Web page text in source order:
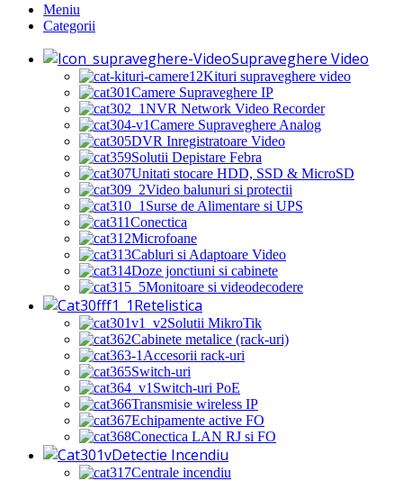
Meniu
Categorii
Supraveghere Video
Kituri supraveghere video
Camere Supraveghere IP
NVR Network Video Recorder
Camere Supraveghere Analog
DVR Inregistratoare Video
Solutii Depistare Febra
Unitati stocare HDD, SSD & MicroSD
Video balunuri si protectii
Surse de Alimentare si UPS
Conectica
Microfoane
Cabluri si Adaptoare Video
Doze jonctiuni si cabinete
Monitoare si videodecodere
Retelistica
Solutii MikroTik
Cabinete metalice (rack-uri)
Accesorii rack-uri
Switch-uri
Switch-uri PoE
Transmisie wireless IP
Echipamente active FO
Conectica LAN RJ si FO
Detectie Incendiu
Centrale incendiu